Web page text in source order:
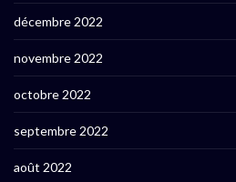
décembre 2022
novembre 2022
octobre 2022
septembre 2022
août 2022